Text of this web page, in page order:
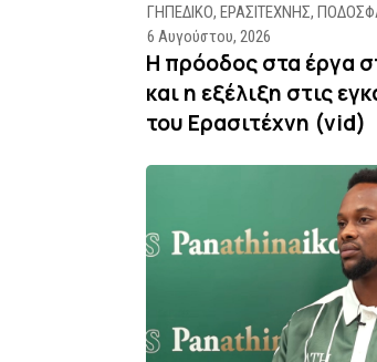
ΓΗΠΕΔΙΚΟ, ΕΡΑΣΙΤΕΧΝΗΣ,
6 Αυγούστου, 2026
Η πρόοδος στα έργα
και η εξέλιξη στις
του Ερασιτέχνη (vid)